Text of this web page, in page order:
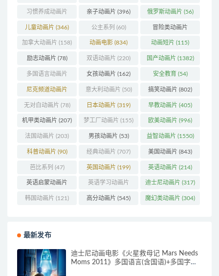
厂(126)
习惯养成动画片
(74)
亲子动画片 (396) 俄罗斯动画片 (56)
儿童动画片 (346) 公主系列 (60) 冒险类动画片
(1273)
加拿大动画片 (158) 动画电影 (834) 动画短片 (115)
励志动画片 (78) 双语动画片 (220) 国产动画片 (1382)
多国语言动画片
(179)
女孩动画片 (162) 安全教育 (54)
尼克频道动画片
(83)
意大利动画片 (50) 搞笑动画片 (802)
无对白动画片 (78) 日本动画片 (319) 早教动画片 (405)
机甲类动画片 (207) 梦工厂动画片 (155) 欧美动画片 (996)
法国动画片 (203) 男孩动画片 (53) 益智动画片 (1550)
科普动画片 (90) 经典动画片 (707) 美国动画片 (843)
芭比系列 (47) 英国动画片 (199) 英语动画片 (214)
英语启蒙动画片
(162)
英语学习动画片
(85)
迪士尼动画片 (317)
韩国动画片 (121) 高分动画片 (545) 魔幻类动画片 (304)
最新发布
迪士尼动画电影《火星救母记 Mars Needs
Moms 2011》多国语言(含国语)+多国字幕